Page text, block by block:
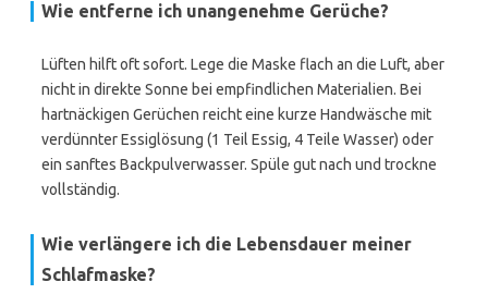
Wie entferne ich unangenehme Gerüche?
Lüften hilft oft sofort. Lege die Maske flach an die Luft, aber
nicht in direkte Sonne bei empfindlichen Materialien. Bei
hartnäckigen Gerüchen reicht eine kurze Handwäsche mit
verdünnter Essiglösung (1 Teil Essig, 4 Teile Wasser) oder
ein sanftes Backpulverwasser. Spüle gut nach und trockne
vollständig.
Wie verlängere ich die Lebensdauer meiner
Schlafmaske?